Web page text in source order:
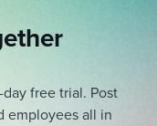
free trial. Post
employees all in